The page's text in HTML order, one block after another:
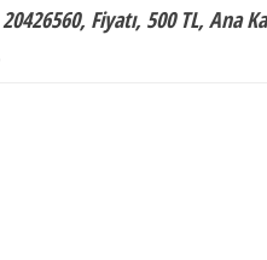
Fiyatı, 500 TL, Ana